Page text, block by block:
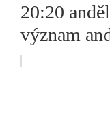
20:20
význam